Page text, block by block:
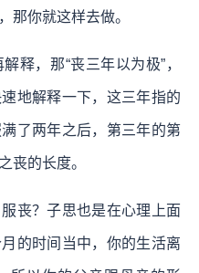
那你就这样去做。
释，那“丧三年以为极”，
地解释一下，这三年指的
了两年之后，第三年的第
丧的长度。
丧？子思也是在心理上面
的时间当中，你的生活离